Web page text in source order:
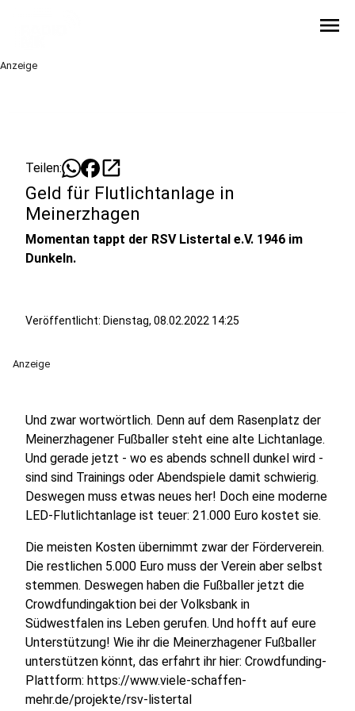
menu
Anzeige
Teilen: open_in_new
Geld für Flutlichtanlage in
Meinerzhagen
Momentan tappt der RSV Listertal e.V. 1946 im
Dunkeln.
Veröffentlicht: Dienstag, 08.02.2022 14:25
Anzeige
Und zwar wortwörtlich. Denn auf dem Rasenplatz der
Meinerzhagener Fußballer steht eine alte Lichtanlage.
Und gerade jetzt - wo es abends schnell dunkel wird -
sind sind Trainings oder Abendspiele damit schwierig.
Deswegen muss etwas neues her! Doch eine moderne
LED-Flutlichtanlage ist teuer: 21.000 Euro kostet sie.
Die meisten Kosten übernimmt zwar der Förderverein.
Die restlichen 5.000 Euro muss der Verein aber selbst
stemmen. Deswegen haben die Fußballer jetzt die
Crowdfundingaktion bei der Volksbank in
Südwestfalen ins Leben gerufen. Und hofft auf eure
Unterstützung! Wie ihr die Meinerzhagener Fußballer
unterstützen könnt, das erfahrt ihr hier: Crowdfunding-
Plattform: https://www.viele-schaffen-
mehr.de/projekte/rsv-listertal